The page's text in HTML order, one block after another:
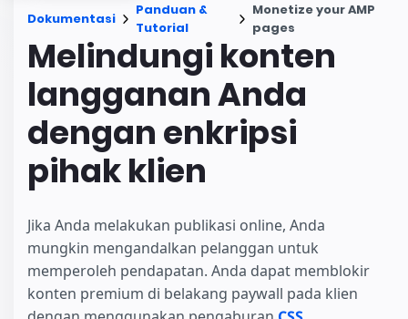
Dokumentasi
Panduan &
Tutorial
Monetize your AMP
pages
Melindungi konten
langganan Anda
dengan enkripsi
pihak klien
Jika Anda melakukan publikasi online, Anda
mungkin mengandalkan pelanggan untuk
memperoleh pendapatan. Anda dapat memblokir
konten premium di belakang paywall pada klien